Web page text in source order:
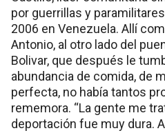
por guerrillas y
2006 en Venezuela. Allí
Antonio, al otro lado del
Bolivar, que después le
abundancia de comida, de
perfecta, no había tantos
rememora. “La gente me
deportación fue muy dura.